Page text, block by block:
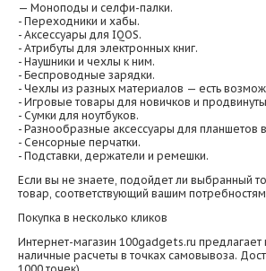
— Моноподы и селфи-палки.
- Переходники и хабы.
- Аксессуары для IQOS.
- Атрибуты для электронных книг.
- Наушники и чехлы к ним.
- Беспроводные зарядки.
- Чехлы из разных материалов — есть
- Игровые товары для новичков и
- Сумки для ноутбуков.
- Разнообразные аксессуары для планшетов
- Сенсорные перчатки.
- Подставки, держатели и ремешки.
Если вы не знаете, подойдет ли выбранный
товар, соответствующий вашим
Покупка в несколько кликов
Интернет-магазин 100gadgets.ru
наличные расчеты в точках самовывоза.